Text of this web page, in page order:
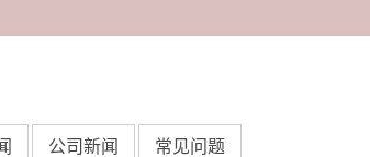
公司新闻 常见问题